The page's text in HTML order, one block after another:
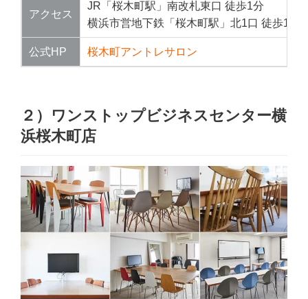
アクセス
JR「桜木町駅」南改札東口 徒歩1分
横浜市営地下鉄「桜木町駅」北1口 徒歩1分
公式HP 桜木町アントレサロン
２）ワンストップビジネスセンター横
浜桜木町店